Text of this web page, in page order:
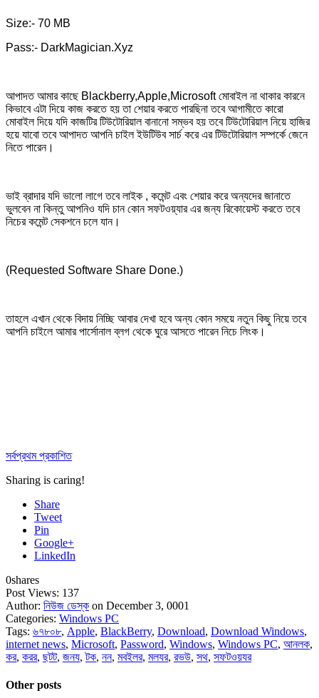
Size:- 70 MB
Pass:- DarkMagician.Xyz
আপাদত আমার কাছে Blackberry,Apple,Microsoft মোবাইল না থাকার কারনে
কিভাবে এটা দিয়ে কাজ করতে হয় তা শেয়ার করতে পারছিনা তবে আগামীতে কারো
মোবাইল দিয়ে যদি কাজটির টিউটোরিয়াল বানানো সম্ভব হয় তবে টিউটোরিয়াল নিয়ে হাজির
হয়ে যাবো তবে আপাদত আপনি চাইল ইউটিউব সার্চ করে এর টিউটোরিয়াল সম্পর্কে জেনে
নিতে পারেন।
ভাই ব্রাদার যদি ভালো লাগে তবে লাইক , কমেন্ট এবং শেয়ার করে অন্যদের জানাতে
ভুলবেন না কিন্তু আপনিও যদি চান কোন সফটওয়্যার এর জন্য রিকোয়েস্ট করতে তবে
নিচের কমেন্ট সেকশনে চলে যান।
(Requested Software Share Done.)
তাহলে এখান থেকে বিদায় নিচ্ছি আবার দেখা হবে অন্য কোন সময়ে নতুন কিছু নিয়ে তবে
আপনি চাইলে আমার পার্সোনাল ব্লগ থেকে ঘুরে আসতে পারেন নিচে লিংক।
সর্বপ্রথম প্রকাশিত
Sharing is caring!
Share
Tweet
Pin
Google+
LinkedIn
0shares
Post Views: 137
Author: নিউজ ডেস্ক on December 3, 0001
Categories: Windows PC
Tags: ৬৭৮০৮, Apple, BlackBerry, Download, Download Windows,
internet news, Microsoft, Password, Windows, Windows PC, আনলক,
কর, করর, ছটট, জনয,টক, নন, মবইলর, মলযর, রভউ, সথ, সফটওয়যর
Other posts